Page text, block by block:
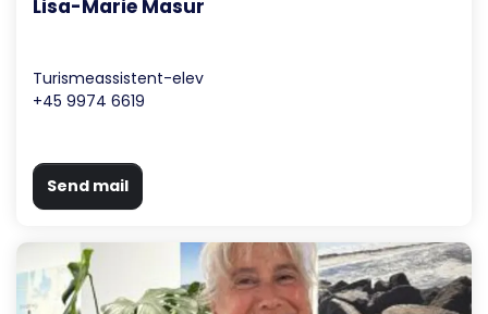
Lisa-Marie Masur
Turismeassistent-elev
+45 9974 6619
Send mail